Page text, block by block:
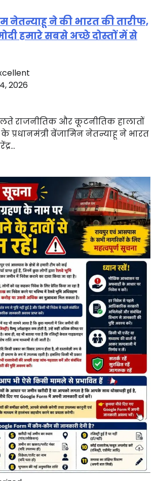
नेतन्याहू ने की भारत की तारीफ,
हमारे सबसे अच्छे दोस्तों में से
2026
राजनीतिक और कूटनीतिक हालातों
प्रधानमंत्री बेंजामिन नेतन्याहू ने भारत